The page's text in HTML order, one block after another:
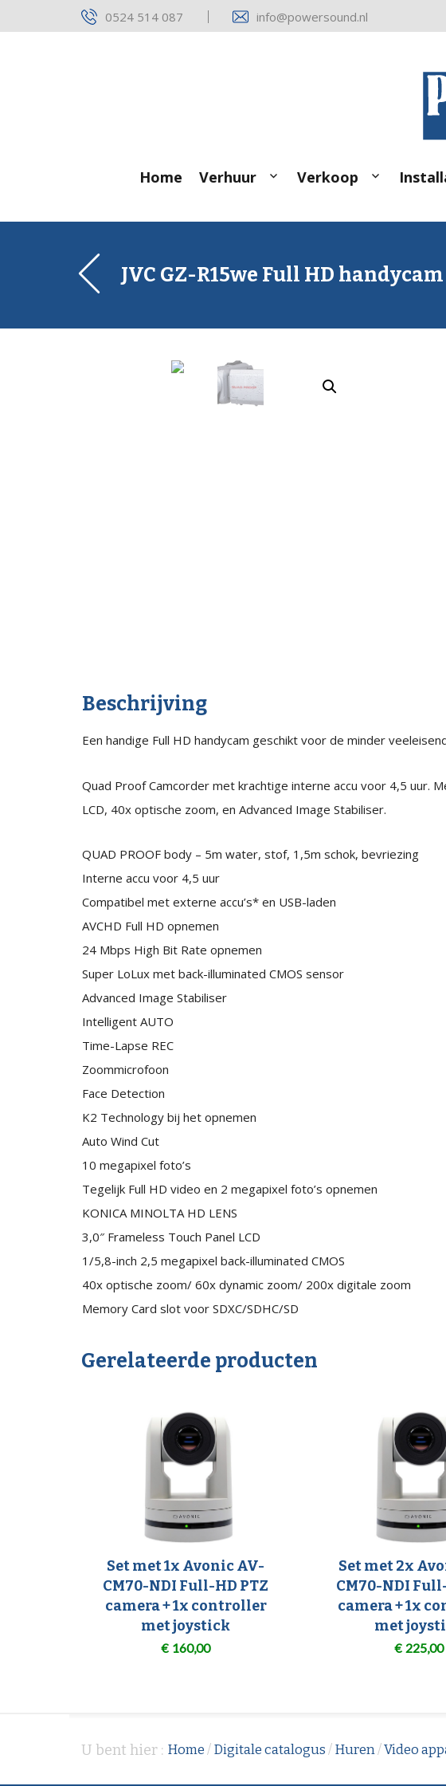
to
0524 514 087 info@powersound.nl
Home Verhuur Verkoop
JVC GZ-R15we Full HD
Beschrijving
Een handige Full HD handycam geschikt voor de minder
Quad Proof Camcorder met krachtige interne accu voor 4,5 uur.
LCD, 40x optische zoom, en Advanced Image Stabiliser.
QUAD PROOF body – 5m water, stof, 1,5m schok, bevriezing
Interne accu voor 4,5 uur
Compatibel met externe accu’s* en USB-laden
AVCHD Full HD opnemen
24 Mbps High Bit Rate opnemen
Super LoLux met back-illuminated CMOS sensor
Advanced Image Stabiliser
Intelligent AUTO
Time-Lapse REC
Zoommicrofoon
Face Detection
K2 Technology bij het opnemen
Auto Wind Cut
10 megapixel foto’s
Tegelijk Full HD video en 2 megapixel foto’s opnemen
KONICA MINOLTA HD LENS
3,0″ Frameless Touch Panel LCD
1/5,8-inch 2,5 megapixel back-illuminated CMOS
40x optische zoom/ 60x dynamic zoom/ 200x digitale zoom
Memory Card slot voor SDXC/SDHC/SD
Gerelateerde producten
Set met 1x Avonic AV-
CM70-NDI Full-HD PTZ
camera + 1x controller
met joystick
€ 160,00
Set met 2x
CM70-NDI
camera + 1x
met
€ 225,00
U bent hier : Home / Digitale catalogus / Huren/Video